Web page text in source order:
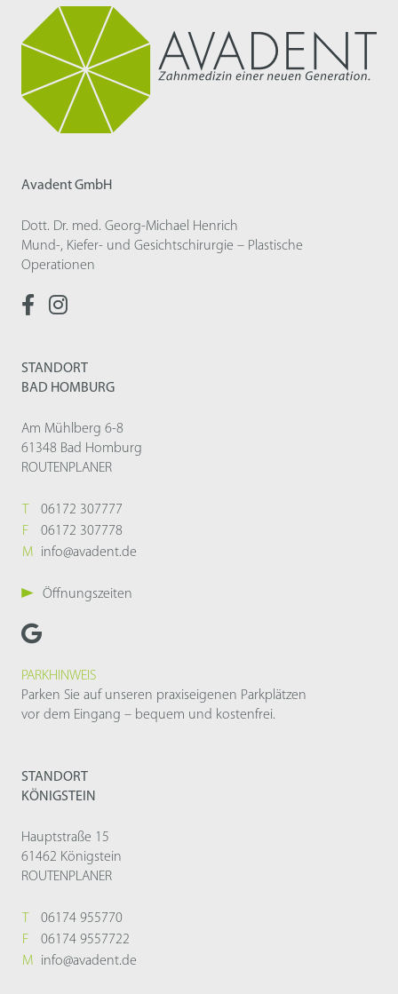
Avadent GmbH
Dott. Dr. med. Georg-Michael Henrich
Mund-, Kiefer- und Gesichtschirurgie – Plastische
Operationen
STANDORT
BAD HOMBURG
Am Mühlberg 6-8
61348 Bad Homburg
ROUTENPLANER
06172 307777
F
06172 307778
M
info@avadent.de
Öffnungszeiten
PARKHINWEIS
Parken Sie auf unseren praxiseigenen Parkplätzen
vor dem Eingang – bequem und kostenfrei.
STANDORT
KÖNIGSTEIN
Hauptstraße 15
61462 Königstein
ROUTENPLANER
06174 955770
F
06174 9557722
M
info@avadent.de